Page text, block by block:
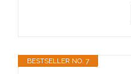
BESTSELLER NO. 7